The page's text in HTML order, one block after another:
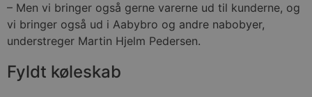
– Men vi bringer også gerne varerne ud til kunderne, og
vi bringer også ud i Aabybro og andre nabobyer,
understreger Martin Hjelm Pedersen.
Fyldt køleskab